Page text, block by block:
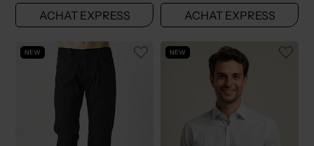
ACHAT EXPRESS ACHAT EXPRESS
NEW NEW